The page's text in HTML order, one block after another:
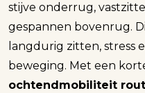
stijve onderrug,
gespannen bovenrug.
langdurig zitten, stress
beweging. Met een
ochtendmobiliteit